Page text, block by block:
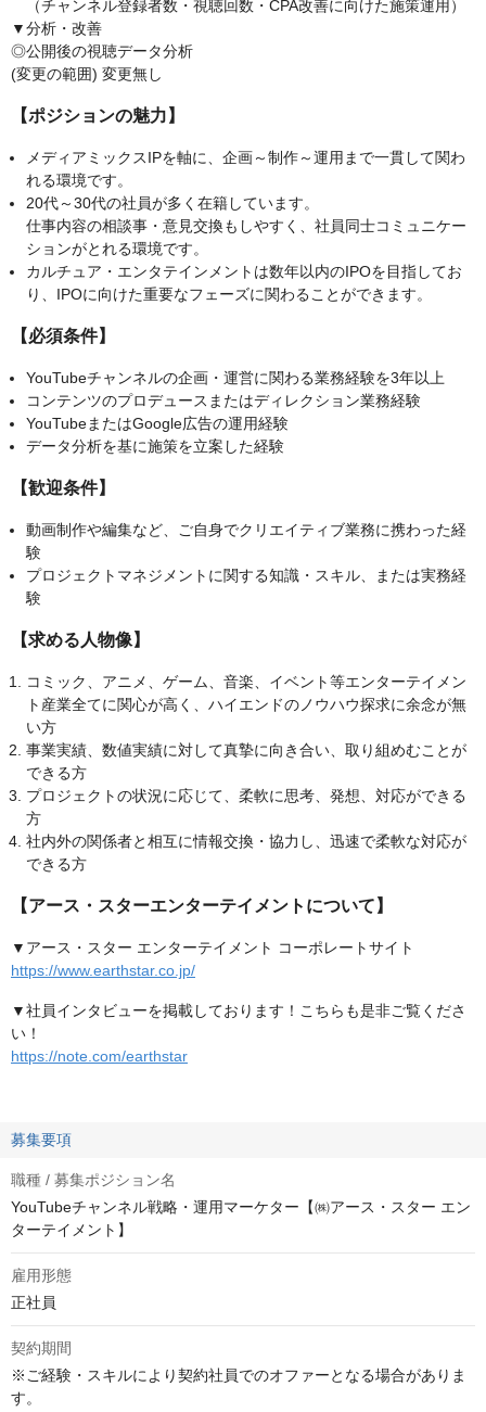
（チャンネル登録者数・視聴回数・CPA改善に向けた施策運用）
▼分析・改善
◎公開後の視聴データ分析
(変更の範囲) 変更無し
【ポジションの魅力】
メディアミックスIPを軸に、企画～制作～運用まで一貫して関わ
れる環境です。
20代～30代の社員が多く在籍しています。
仕事内容の相談事・意見交換もしやすく、社員同士コミュニケー
ションがとれる環境です。
カルチュア・エンタテインメントは数年以内のIPOを目指してお
り、IPOに向けた重要なフェーズに関わることができます。
【必須条件】
YouTubeチャンネルの企画・運営に関わる業務経験を3年以上
コンテンツのプロデュースまたはディレクション業務経験
YouTubeまたはGoogle広告の運用経験
データ分析を基に施策を立案した経験
【歓迎条件】
動画制作や編集など、ご自身でクリエイティブ業務に携わった経
験
プロジェクトマネジメントに関する知識・スキル、または実務経
験
【求める人物像】
コミック、アニメ、ゲーム、音楽、イベント等エンターテイメン
ト産業全てに関心が高く、ハイエンドのノウハウ探求に余念が無
い方
事業実績、数値実績に対して真摯に向き合い、取り組めむことが
できる方
プロジェクトの状況に応じて、柔軟に思考、発想、対応ができる
方
社内外の関係者と相互に情報交換・協力し、迅速で柔軟な対応が
できる方
【アース・スターエンターテイメントについて】
▼アース・スター エンターテイメント コーポレートサイト
https://www.earthstar.co.jp/
▼社員インタビューを掲載しております！こちらも是非ご覧くださ
い！
https://note.com/earthstar
募集要項
職種 / 募集ポジション名
YouTubeチャンネル戦略・運用マーケター【㈱アース・スター エン
ターテイメント】
雇用形態
正社員
契約期間
※ご経験・スキルにより契約社員でのオファーとなる場合がありま
す。